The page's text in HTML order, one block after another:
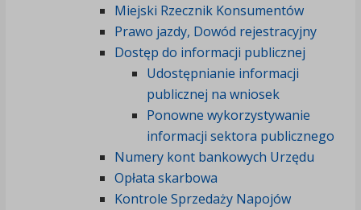
Miejski Rzecznik Konsumentów
Prawo jazdy, Dowód rejestracyjny
Dostęp do informacji publicznej
Udostępnianie informacji
publicznej na wniosek
Ponowne wykorzystywanie
informacji sektora publicznego
Numery kont bankowych Urzędu
Opłata skarbowa
Kontrole Sprzedaży Napojów